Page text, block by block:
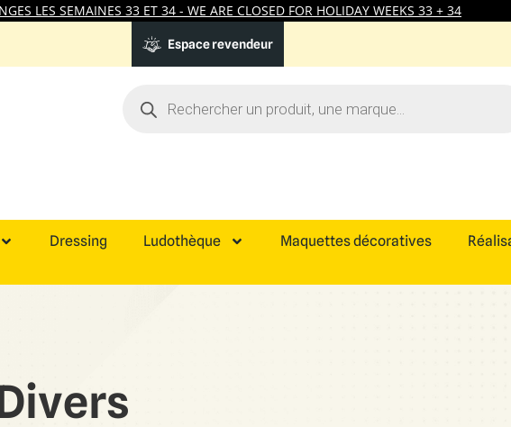
LES SEMAINES 33 ET 34 - WE ARE CLOSED FOR HOLIDAY WEEKS 33 + 34
Espace revendeur
Dressing Ludothèque Maquettes décoratives